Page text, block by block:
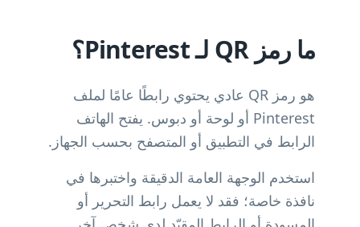
ما رمز QR لـ Pinterest؟
هو رمز QR عادي يحتوي رابطًا عامًا لملف
Pinterest أو لوحة أو دبوس. يفتح الهاتف
الرابط في التطبيق أو المتصفح بحسب الجهاز.
استخدم الوجهة العامة الدقيقة واختبرها في
نافذة خاصة؛ فقد لا يعمل رابط التحرير أو